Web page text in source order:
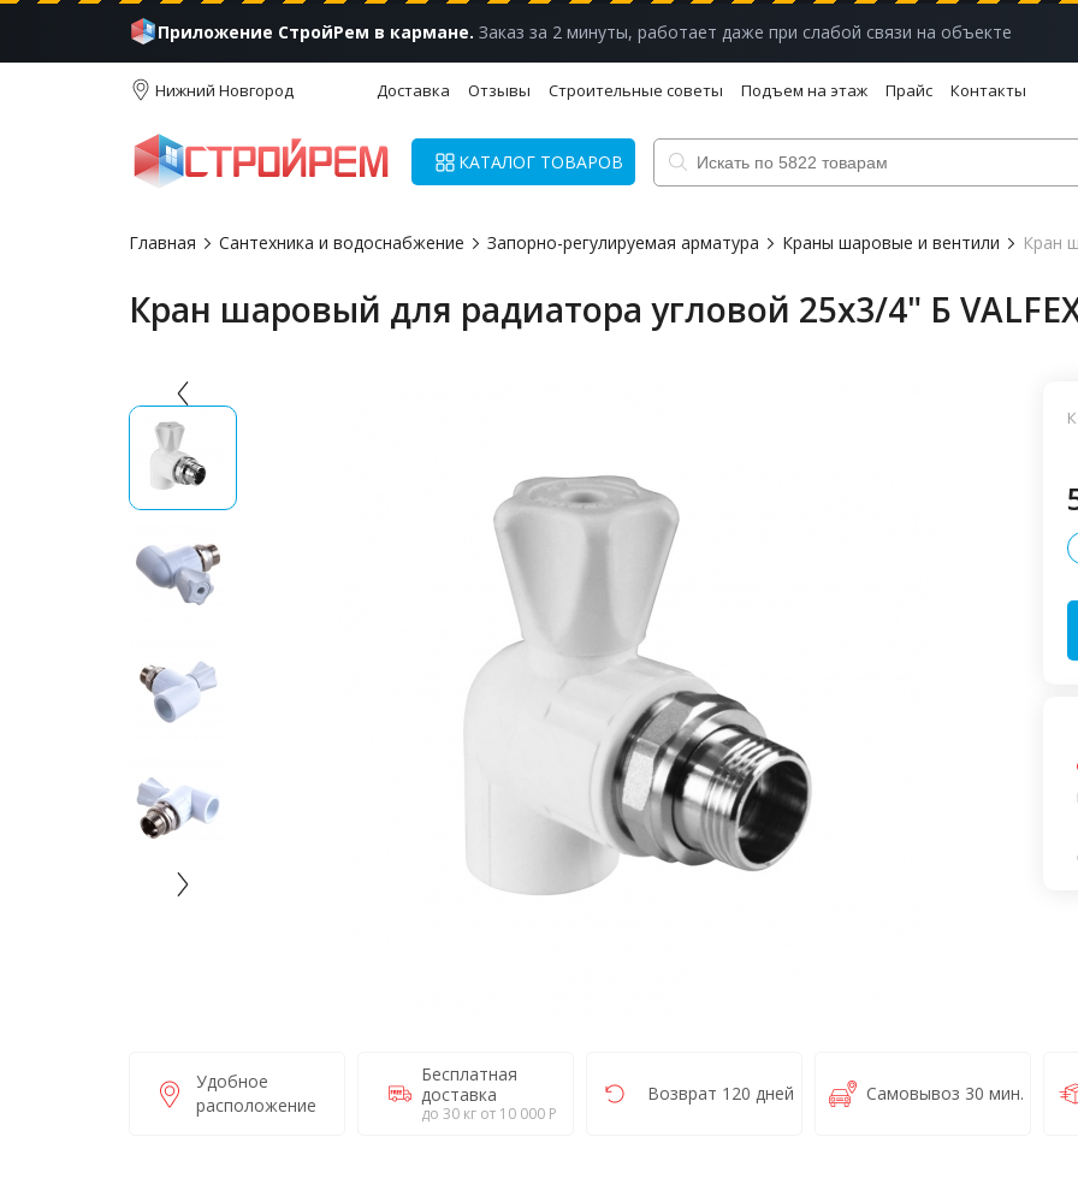
Приложение СтройРем в кармане. Заказ за 2 минуты, работает даже при слабой связи на объекте
Нижний Новгород Доставка Отзывы Строительные советы Подъем на этаж Прайс Контакты
КАТАЛОГ ТОВАРОВ
Главная Сантехника и водоснабжение Запорно-регулируемая арматура Краны шаровые и вентили Кран
Кран шаровый для радиатора угловой 25х3/4" Б
Удобное
расположение
Бесплатная
доставка
до 30 кг от 10 000 Р
Возврат 120 дней Самовывоз 30 мин.